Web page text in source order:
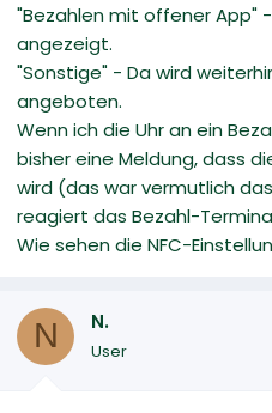
"Bezahlen mit offener App"
angezeigt.
"Sonstige" - Da wird
angeboten.
Wenn ich die Uhr an ein
bisher eine Meldung, dass
wird (das war vermutlich
reagiert das Bezahl-
Wie sehen die NFC-
N N.
User